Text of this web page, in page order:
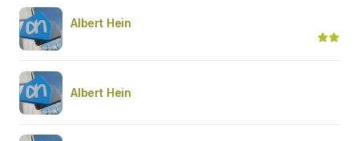
Albert Hein
Albert Hein